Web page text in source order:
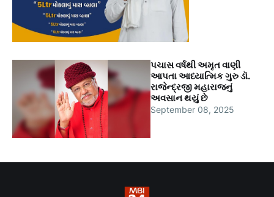
પચાસ વર્ષથી અમૃત વાણી
આપતા આધ્યાત્મિક ગુરુ ડૉ.
રાજેન્દ્રજી મહારાજનું
અવસાન થયું છે
September 08, 2025